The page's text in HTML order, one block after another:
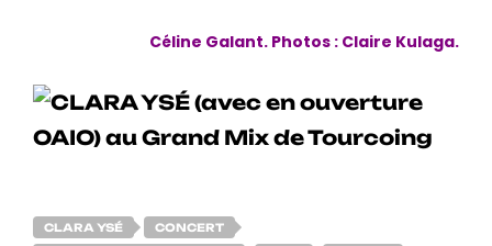
Céline Galant. Photos : Claire Kulaga.
CLARA YSÉ CONCERT